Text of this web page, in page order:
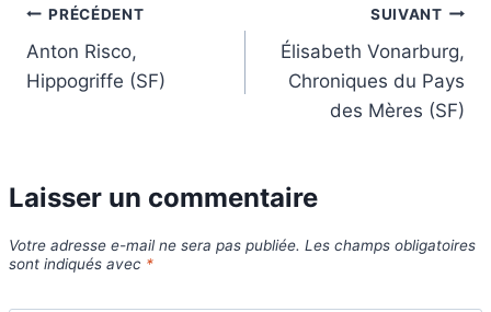
Navigation
de
PRÉCÉDENT
Anton Risco,
Hippogriffe (SF)
SUIVANT
Élisabeth Vonarburg,
Chroniques du Pays
des Mères (SF)
Laisser un commentaire
Votre adresse e-mail ne sera pas publiée. Les champs obligatoires
sont indiqués avec *